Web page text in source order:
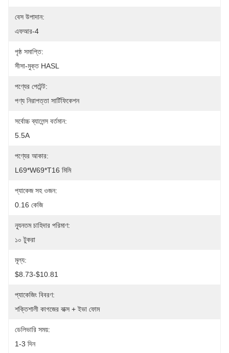
বেস উপাদান:
এফআর-4
পৃষ্ঠ সমাপ্তি:
সীসা-মুক্ত HASL
পণ্যের পেটেন্ট:
পণ্য নিরাপত্তা সার্টিফিকেশন
সর্বোচ্চ ব্যালেন্স বর্তমান:
5.5A
পণ্যের আকার:
L69*W69*T16 মিমি
প্যাকেজ সহ ওজন:
0.16 কেজি
ন্যূনতম চাহিদার পরিমাণ:
১০ টুকরা
মূল্য:
$8.73-$10.81
প্যাকেজিং বিবরণ:
শক্তিশালী কাগজের বাক্স + ইভা ফোম
ডেলিভারি সময়:
1-3 দিন